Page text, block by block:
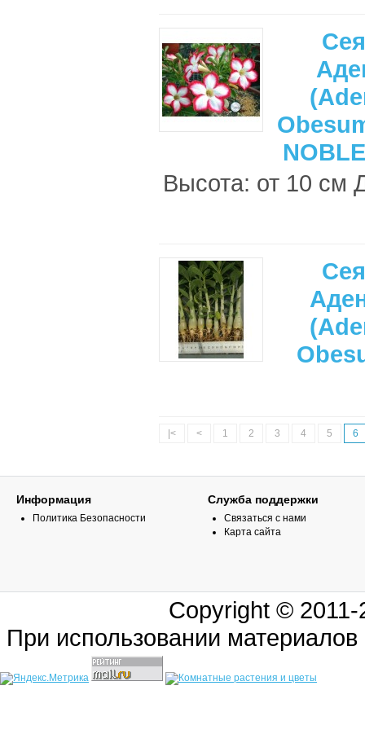
Высота: от 10 см
|< < 1 2 3 4 5 6
Информация
Политика Безопасности
Служба поддержки
Связаться с нами
Карта сайта
Copyright ©
При использовании